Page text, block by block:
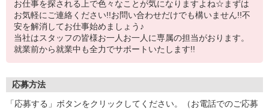
お仕事を探される上で色々なことが気になりますよね☆まずは
お気軽にご連絡ください!!お問い合わせだけでも構いません!!不
安を解消してお仕事始めましょう♪
当社はスタッフの皆様お一人お一人に専属の担当がおります。
就業前から就業中も全力でサポートいたします!!
応募方法
「応募する」ボタンをクリックしてください。（お電話でのご応募